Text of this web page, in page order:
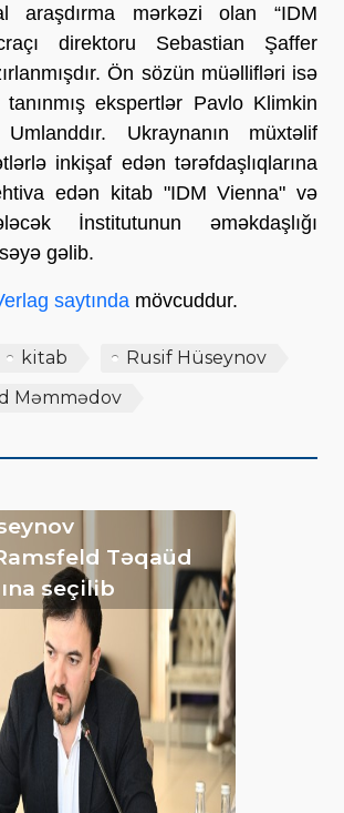
araşdırma mərkəzi olan “IDM
direktoru Sebastian Şaffer
Ön sözün müəllifləri isə
ekspertlər Pavlo Klimkin
Ukraynanın müxtəlif
inkişaf edən tərəfdaşlıqlarına
edən kitab "IDM Vienna" və
İnstitutunun əməkdaşlığı
gəlib.
saytında mövcuddur.
kitab
Rusif Hüseynov
Məmmədov
Təqaüd
seçilib